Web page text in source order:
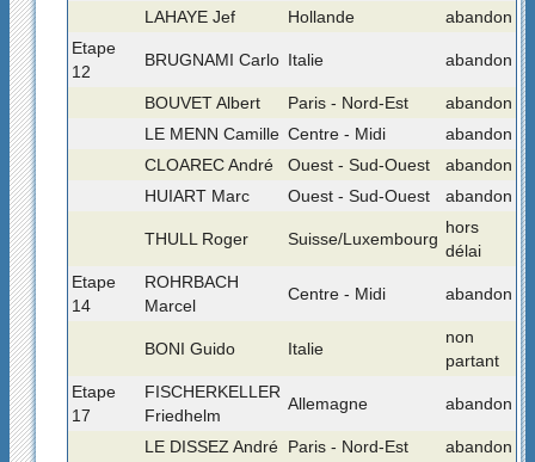
LAHAYE Jef Hollande
abandon
Etape
12
BRUGNAMI Carlo Italie abandon
BOUVET Albert Paris - Nord-Est
abandon
LE MENN Camille Centre - Midi
abandon
CLOAREC André
Ouest - Sud-Ouest
abandon
HUIART Marc
Ouest - Sud-Ouest abandon
THULL Roger Suisse/Luxembourg
hors
délai
Etape
14
ROHRBACH
Marcel
Centre - Midi abandon
BONI Guido Italie
non
partant
Etape
17
FISCHERKELLER
Friedhelm
Allemagne abandon
LE DISSEZ André Paris - Nord-Est abandon